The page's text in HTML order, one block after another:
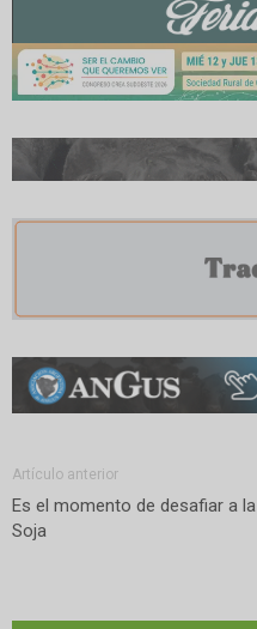
Artículo anterior
Es el momento de desafiar a la
Soja